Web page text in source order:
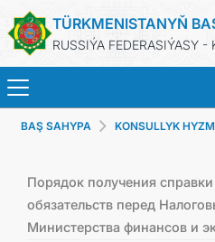
TÜRKMENISTANYŇ
RUSSIÝA FEDERASIÝASY -
BAŞ
KONSULLYK
BAŞ SAHYPA KONSULLYK
Порядок получения
обязательств перед
Министерства финансов и